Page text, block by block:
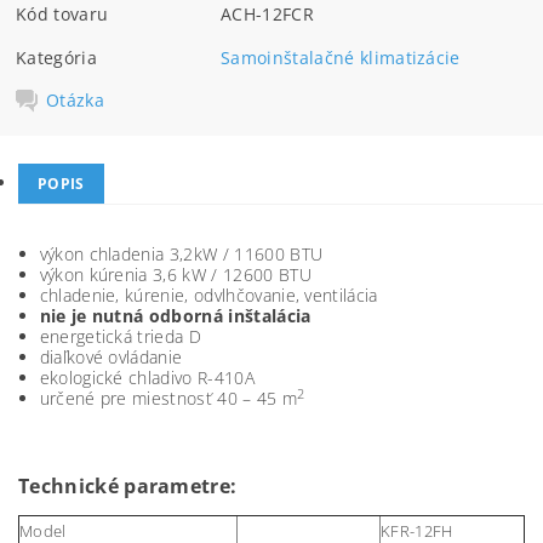
Kód tovaru
ACH-12FCR
Kategória
Samoinštalačné klimatizácie
Otázka
POPIS
výkon chladenia 3,2kW / 11600 BTU
výkon kúrenia 3,6 kW / 12600 BTU
chladenie, kúrenie, odvlhčovanie, ventilácia
nie je nutná odborná inštalácia
energetická trieda D
diaľkové ovládanie
ekologické chladivo R-410A
určené pre miestnosť 40 – 45 m2
Technické parametre:
Model KFR-12FH